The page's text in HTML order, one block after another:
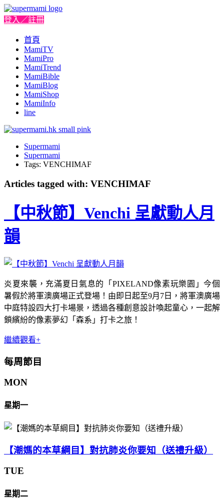
登入／註冊
首頁
MamiTV
MamiPro
MamiTrend
MamiBible
MamiBlog
MamiShop
MamiInfo
line
Supermami
Supermami
Tags: VENCHIMAF
Articles tagged with: VENCHIMAF
【中秋節】Venchi 呈獻動人月
韻
炎夏來襲，充滿夏日氣息的「PIXELAND像素玩樂園」今個
暑假於將軍澳廣場正式登場！由即日起至9月7日，將軍澳廣場
中庭特設四大打卡場景，透過各種創意設計喚起童心，一起解
鎖繽紛的像素夢幻「森系」打卡之旅！
繼續觀看+
每周節目
MON
星期一
【潮媽的本草綱目】對抗肺炎你要知（送禮升級）
TUE
星期二